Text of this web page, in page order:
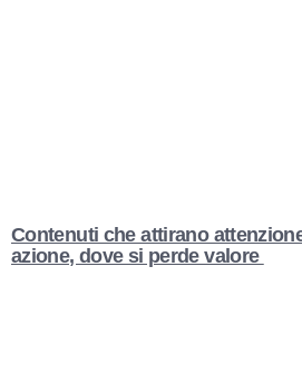
Contenuti che attirano
azione, dove si perde valore